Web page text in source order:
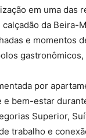
em uma das
da
e momentos
por
bem-estar
Superior,
trabalho e